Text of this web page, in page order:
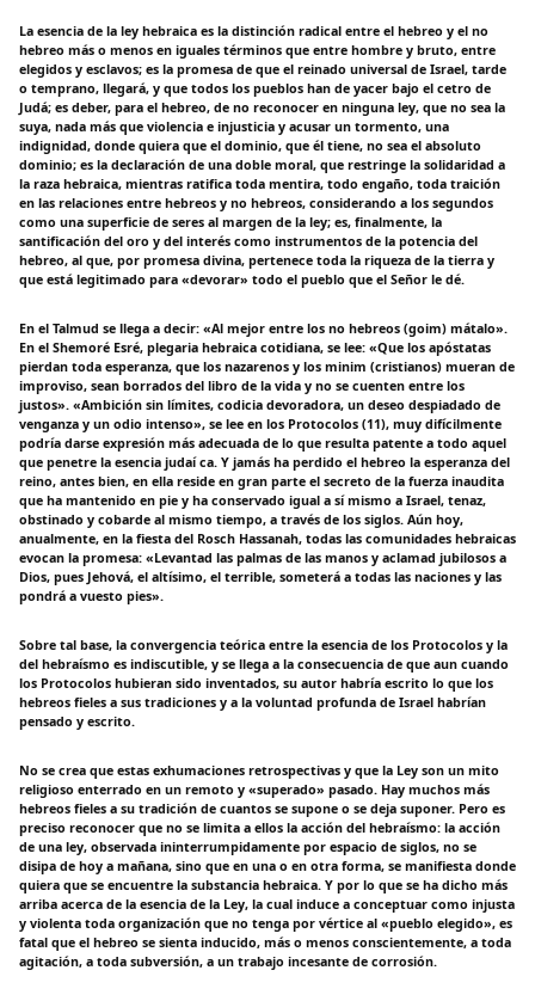
La esencia de la ley hebraica es la distinción radical entre el hebreo y el no
hebreo más o menos en iguales términos que entre hombre y bruto, entre
elegidos y esclavos; es la promesa de que el reinado universal de Israel, tarde
o temprano, llegará, y que todos los pueblos han de yacer bajo el cetro de
Judá; es deber, para el hebreo, de no reconocer en ninguna ley, que no sea la
suya, nada más que violencia e injusticia y acusar un tormento, una
indignidad, donde quiera que el dominio, que él tiene, no sea el absoluto
dominio; es la declaración de una doble moral, que restringe la solidaridad a
la raza hebraica, mientras ratifica toda mentira, todo engaño, toda traición
en las relaciones entre hebreos y no hebreos, considerando a los segundos
como una superficie de seres al margen de la ley; es, finalmente, la
santificación del oro y del interés como instrumentos de la potencia del
hebreo, al que, por promesa divina, pertenece toda la riqueza de la tierra y
que está legitimado para «devorar» todo el pueblo que el Señor le dé.
En el Talmud se llega a decir: «Al mejor entre los no hebreos (goim) mátalo».
En el Shemoré Esré, plegaria hebraica cotidiana, se lee: «Que los apóstatas
pierdan toda esperanza, que los nazarenos y los minim (cristianos) mueran de
improviso, sean borrados del libro de la vida y no se cuenten entre los
justos». «Ambición sin límites, codicia devoradora, un deseo despiadado de
venganza y un odio intenso», se lee en los Protocolos (11), muy difícilmente
podría darse expresión más adecuada de lo que resulta patente a todo aquel
que penetre la esencia judaí ca. Y jamás ha perdido el hebreo la esperanza del
reino, antes bien, en ella reside en gran parte el secreto de la fuerza inaudita
que ha mantenido en pie y ha conservado igual a sí mismo a Israel, tenaz,
obstinado y cobarde al mismo tiempo, a través de los siglos. Aún hoy,
anualmente, en la fiesta del Rosch Hassanah, todas las comunidades hebraicas
evocan la promesa: «Levantad las palmas de las manos y aclamad jubilosos a
Dios, pues Jehová, el altísimo, el terrible, someterá a todas las naciones y las
pondrá a vuesto pies».
Sobre tal base, la convergencia teórica entre la esencia de los Protocolos y la
del hebraísmo es indiscutible, y se llega a la consecuencia de que aun cuando
los Protocolos hubieran sido inventados, su autor habría escrito lo que los
hebreos fieles a sus tradiciones y a la voluntad profunda de Israel habrían
pensado y escrito.
No se crea que estas exhumaciones retrospectivas y que la Ley son un mito
religioso enterrado en un remoto y «superado» pasado. Hay muchos más
hebreos fieles a su tradición de cuantos se supone o se deja suponer. Pero es
preciso reconocer que no se limita a ellos la acción del hebraísmo: la acción
de una ley, observada ininterrumpidamente por espacio de siglos, no se
disipa de hoy a mañana, sino que en una o en otra forma, se manifiesta donde
quiera que se encuentre la substancia hebraica. Y por lo que se ha dicho más
arriba acerca de la esencia de la Ley, la cual induce a conceptuar como injusta
y violenta toda organización que no tenga por vértice al «pueblo elegido», es
fatal que el hebreo se sienta inducido, más o menos conscientemente, a toda
agitación, a toda subversión, a un trabajo incesante de corrosión.